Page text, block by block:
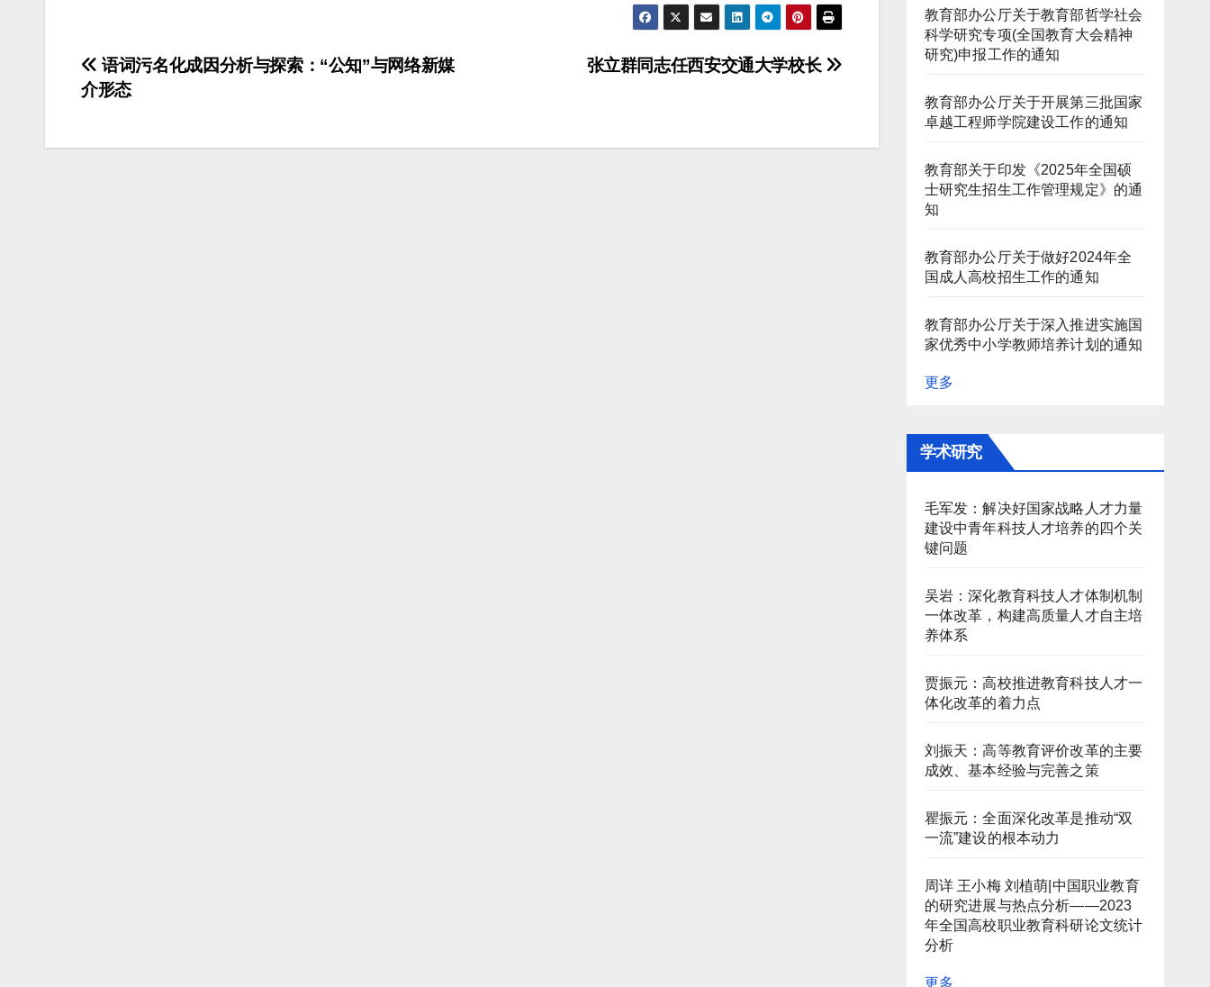
文
章
导
张立群同志任西安交通大学校长
语词污名化成因分析与探索：“公知”与网络新媒
介形态
教育部办公厅关于教育部哲学社会
科学研究专项(全国教育大会精神
研究)申报工作的通知
教育部办公厅关于开展第三批国家
卓越工程师学院建设工作的通知
教育部关于印发《2025年全国硕
士研究生招生工作管理规定》的通
知
教育部办公厅关于做好2024年全
国成人高校招生工作的通知
教育部办公厅关于深入推进实施国
家优秀中小学教师培养计划的通知
更多
学术研究
毛军发：解决好国家战略人才力量
建设中青年科技人才培养的四个关
键问题
吴岩：深化教育科技人才体制机制
一体改革，构建高质量人才自主培
养体系
贾振元：高校推进教育科技人才一
体化改革的着力点
刘振天：高等教育评价改革的主要
成效、基本经验与完善之策
瞿振元：全面深化改革是推动“双
一流”建设的根本动力
周详 王小梅 刘植萌|中国职业教育
的研究进展与热点分析——2023
年全国高校职业教育科研论文统计
分析
更多